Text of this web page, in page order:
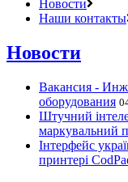
Новости
Наши контакты
Новости
Вакансия -
оборудования
Штучний
маркувальний
Інтерфейс
принтері